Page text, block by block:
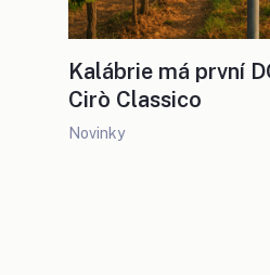
Kalábrie má první
Cirò Classico
Novinky